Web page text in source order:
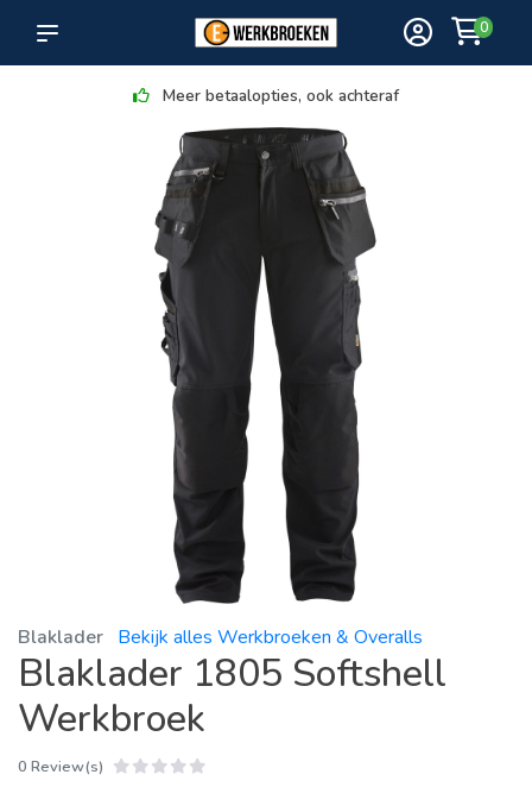
0
Meer betaalopties, ook achteraf
Blaklader Bekijk alles Werkbroeken & Overalls
Blaklader 1805 Softshell
Werkbroek
0 Review(s)